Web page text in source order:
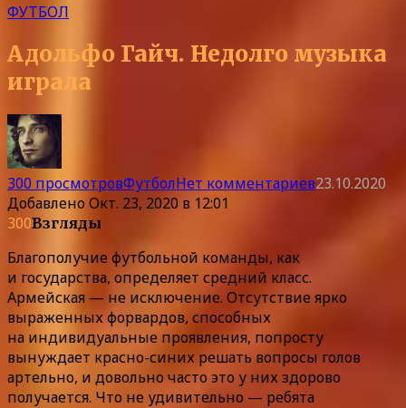
ФУТБОЛ
Адольфо Гайч. Недолго музыка
играла
300 просмотровФутболНет комментариев23.10.2020
ДобавленоОкт. 23, 2020 в 12:01
300Взгляды
Благополучие футбольной команды, как
и государства, определяет средний класс.
Армейская — не исключение. Отсутствие ярко
выраженных форвардов, способных
на индивидуальные проявления, попросту
вынуждает красно-синих решать вопросы голов
артельно, и довольно часто это у них здорово
получается. Что не удивительно — ребята